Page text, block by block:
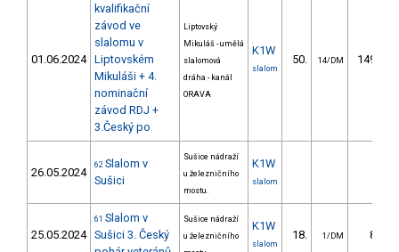
01.06.2024
kvalifikační
závod ve
slalomu v
Liptovském
Mikuláši + 4.
nominační
závod RDJ +
3.Český po
Liptovský
Mikuláš - umělá
slalomová
dráha - kanál
ORAVA
K1W
slalom
50. 14/DM 149.45
26.05.2024
62 Slalom v
Sušici
Sušice nádraží
u železničního
mostu.
K1W
slalom
25.05.2024
61 Slalom v
Sušici 3. Český
Sušice nádraží
u železničního
K1W
slalom
18. 1/DM 8.99